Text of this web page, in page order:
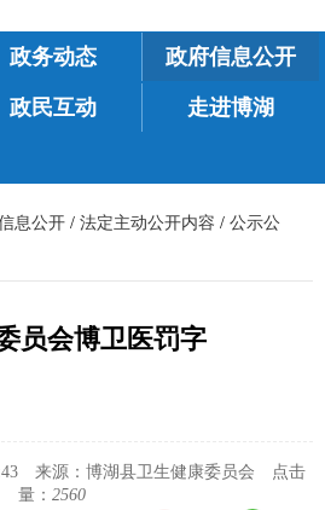
政务动态 政府信息公开
政民互动 走进博湖
息公开 / 法定主动公开内容 / 公示公
员会博卫医罚字
来源：博湖县卫生健康委员会
点击
量： 2560